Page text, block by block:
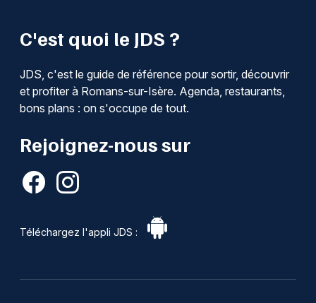
C'est quoi le JDS ?
JDS, c'est le guide de référence pour sortir, découvrir
et profiter à Romans-sur-Isère. Agenda, restaurants,
bons plans : on s'occupe de tout.
Rejoignez-nous sur
Téléchargez l'appli JDS :